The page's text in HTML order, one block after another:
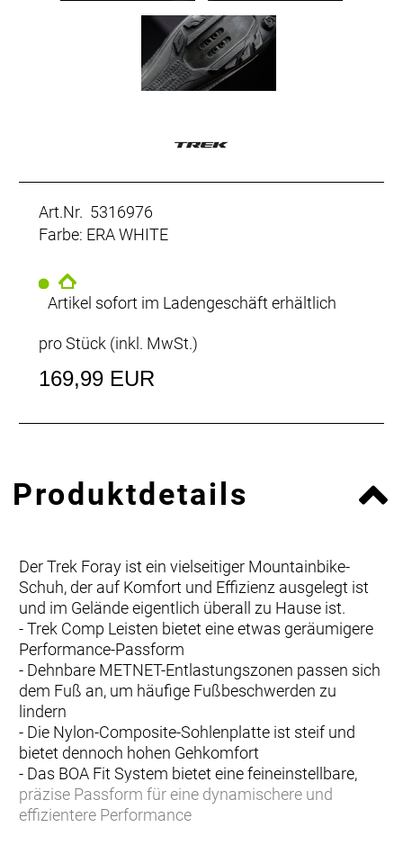
Art.Nr. 5316976
Farbe: ERA WHITE
Artikel sofort im Ladengeschäft erhältlich
pro Stück (inkl. MwSt.)
169,99 EUR
Produktdetails
Der Trek Foray ist ein vielseitiger Mountainbike-
Schuh, der auf Komfort und Effizienz ausgelegt ist
und im Gelände eigentlich überall zu Hause ist.
- Trek Comp Leisten bietet eine etwas geräumigere
Performance-Passform
- Dehnbare METNET-Entlastungszonen passen sich
dem Fuß an, um häufige Fußbeschwerden zu
lindern
- Die Nylon-Composite-Sohlenplatte ist steif und
bietet dennoch hohen Gehkomfort
- Das BOA Fit System bietet eine feineinstellbare,
präzise Passform für eine dynamischere und
effizientere Performance